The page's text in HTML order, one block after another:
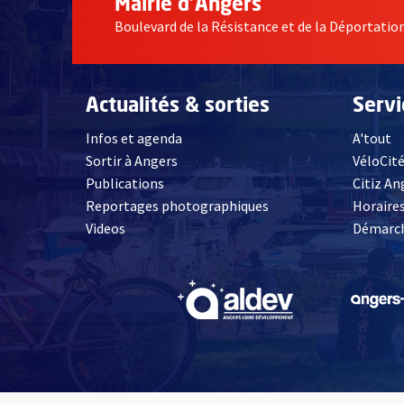
Mairie d'Angers
Boulevard de la Résistance et de la Déportation
Actualités & sorties
Infos et agenda
Sortir à Angers
Publications
Reportages photographiques
Videos, Ouvre une nouvelle fenêtre
A'tout
VéloCité
Citiz
, Ouvre une